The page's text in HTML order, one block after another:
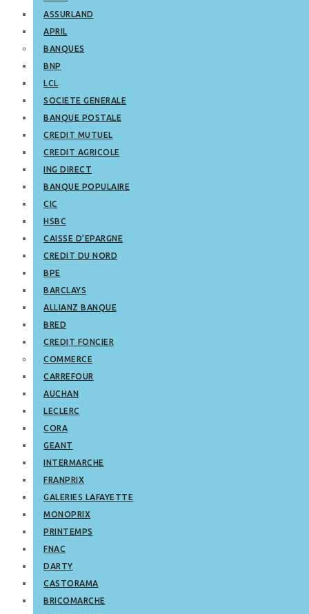
ASSURLAND
APRIL
BANQUES
BNP
LCL
SOCIETE GENERALE
BANQUE POSTALE
CREDIT MUTUEL
CREDIT AGRICOLE
ING DIRECT
BANQUE POPULAIRE
CIC
HSBC
CAISSE D’EPARGNE
CREDIT DU NORD
BPE
BARCLAYS
ALLIANZ BANQUE
BRED
CREDIT FONCIER
COMMERCE
CARREFOUR
AUCHAN
LECLERC
CORA
GEANT
INTERMARCHE
FRANPRIX
GALERIES LAFAYETTE
MONOPRIX
PRINTEMPS
FNAC
DARTY
CASTORAMA
BRICOMARCHE